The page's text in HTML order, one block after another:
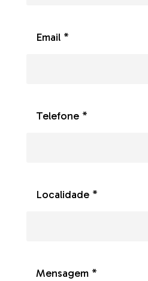
Email *
Telefone *
Localidade *
Mensagem *